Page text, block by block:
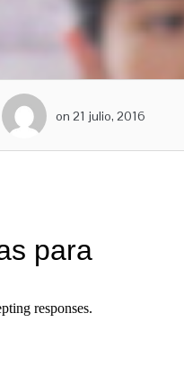
on 21 julio, 2016